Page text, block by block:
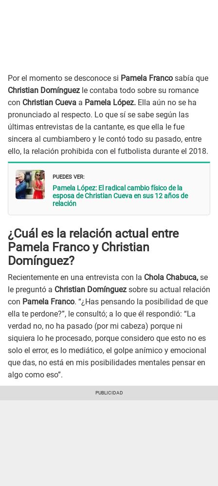
Por el momento se desconoce si Pamela Franco sabía que
Christian Domínguez le contaba todo sobre su romance
con Christian Cueva a Pamela López. Ella aún no se ha
pronunciado al respecto. Lo que sí se sabe según las
últimas entrevistas de la cantante, es que ella le fue
sincera al cumbiambero y le contó todo su pasado, entre
ello, la relación prohibida con el futbolista durante el 2018.
PUEDES VER:
Pamela López: El radical cambio físico de la
esposa de Christian Cueva en sus 12 años de
relación
¿Cuál es la relación actual entre
Pamela Franco y Christian
Domínguez?
Recientemente en una entrevista con la Chola Chabuca, se
le preguntó a Christian Domínguez sobre su actual relación
con Pamela Franco. “¿Has pensando la posibilidad de que
ella te perdone?”, le consultó; a lo que él respondió: “La
verdad no, no ha pasado (por mi cabeza) porque ni
siquiera lo he procesado, porque considero que esto no es
solo el error, es lo mediático, el golpe anímico y emocional
que das, no está en mis posibilidades mentales pensar en
algo como eso”.